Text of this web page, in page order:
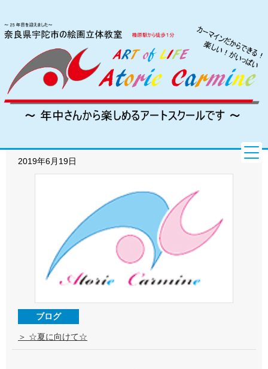
HOME ビジター受講
講師紹介 入会案内
生徒の作品 先生の作品
コース紹介 入賞の記録
お問い合わせ
HOME アトリエ紹介
講師紹介 入会案内
生徒の作品 先生の作品
コース紹介 受講生の声
アクセス
HOME アトリエ紹介
講師紹介 入会案内
生徒の作品 先生の作品
コース紹介 受講生の声
アクセス
HOME アトリエ紹介
講師紹介 入会案内
生徒の作品 先生の作品
コース紹介 受講生の声
アクセス
HOME アトリエ紹介
講師紹介 入会案内
生徒の作品 先生の作品
コース紹介 受講生の声
アクセス
HOME アトリエ紹介
講師紹介 入会案内
生徒の作品 先生の作品
コース紹介 受講生の声
アクセス
HOME アトリエ紹介
講師紹介 入会案内
生徒の作品 先生の作品
コース紹介 受講生の声
アクセス
HOME アトリエ紹介
講師紹介 入会案内
生徒の作品 先生の作品
コース紹介 受講生の声
アクセス
ブログ・ニュース
ART OF LIFE
2019年6月19日
ブログ
＞ ☆夏に向けて☆